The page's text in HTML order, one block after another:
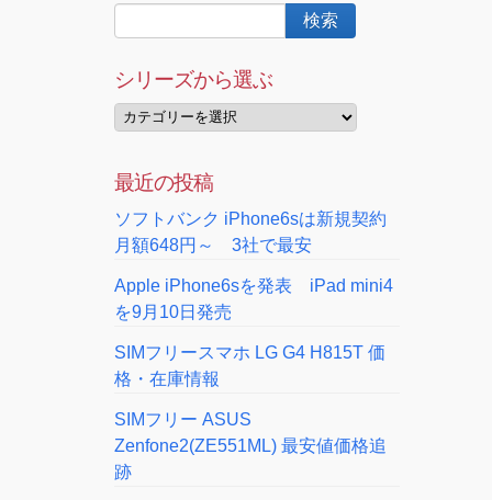
シリーズから選ぶ
最近の投稿
ソフトバンク iPhone6sは新規契約
月額648円～ 3社で最安
Apple iPhone6sを発表 iPad mini4
を9月10日発売
SIMフリースマホ LG G4 H815T 価
格・在庫情報
SIMフリー ASUS
Zenfone2(ZE551ML) 最安値価格追
跡